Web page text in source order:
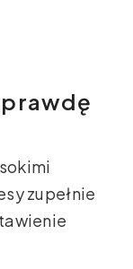
zupełnie